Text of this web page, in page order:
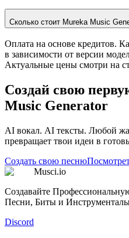
Сколько стоит Mureka Music
Оплата на основе кредитов.
в зависимости от версии
Актуальные цены смотри на
Создай свою
Music Generator
AI вокал. AI тексты. Любой
превращает твои идеи в
Создать свою песню
Musci.io
Создавайте
Песни, Биты и
Discord